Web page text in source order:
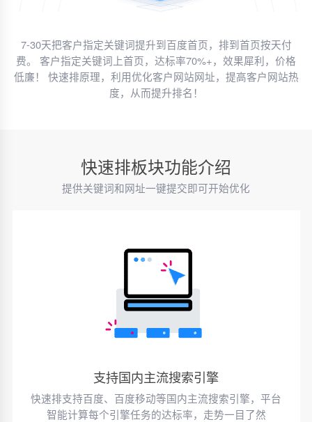
7-30天把客户指定关键词提升到百度首页，排到首页按天付
费。 客户指定关键词上首页，达标率70%+，效果犀利，价格
低廉！ 快速排原理，利用优化客户网站网址，提高客户网站热
度，从而提升排名！
快速排板块功能介绍
提供关键词和网址一键提交即可开始优化
支持国内主流搜索引擎
快速排支持百度、百度移动等国内主流搜索引擎，平台
智能计算每个引擎任务的达标率，走势一目了然